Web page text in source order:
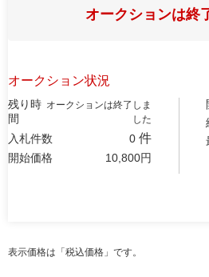
オークションは終
オークション状況
残り時
間
オークションは終了しま
した
入札件数 0 件
開始価格 10,800円
表示価格は「税込価格」です。